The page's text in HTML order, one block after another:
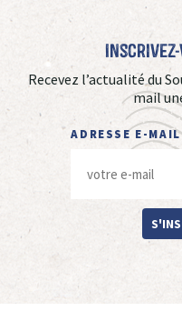
Recevez l’actualité du
mail
ADRESSE E-MAIL